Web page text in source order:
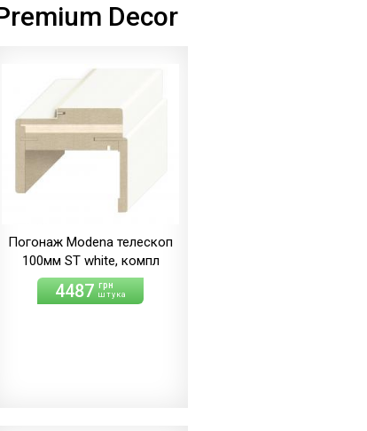
Decor
Погонаж Modena телескоп
100мм ST white, компл
4487 грн
штука